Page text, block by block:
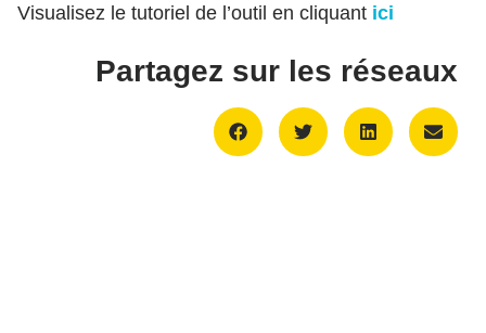
Visualisez le tutoriel de l’outil en cliquant ici
Partagez sur les réseaux